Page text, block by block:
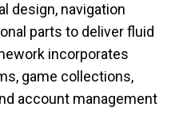
design, navigation
parts to deliver fluid
incorporates
game collections,
account management